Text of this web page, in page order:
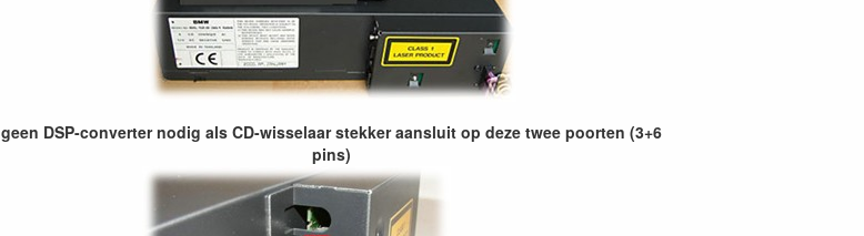
geen DSP-converter nodig als CD-wisselaar stekker aansluit op deze twee poorten (3+6
pins)